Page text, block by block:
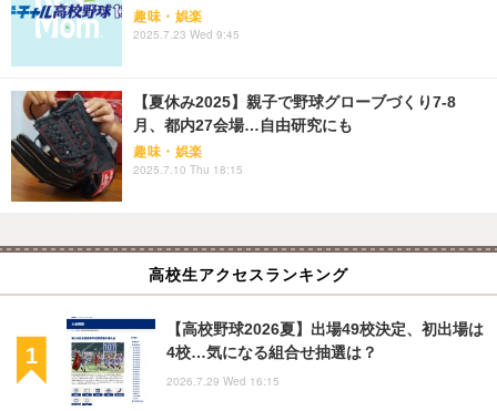
趣味・娯楽
2025.7.23 Wed 9:45
【夏休み2025】親子で野球グローブづくり7-8
月、都内27会場…自由研究にも
趣味・娯楽
2025.7.10 Thu 18:15
高校生アクセスランキング
【高校野球2026夏】出場49校決定、初出場は
4校…気になる組合せ抽選は？
2026.7.29 Wed 16:15